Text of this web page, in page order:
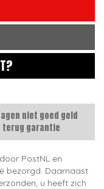
niet goed geld
terug garantie
PostNL en
bezorgd. Daarnaast
u heeft zich